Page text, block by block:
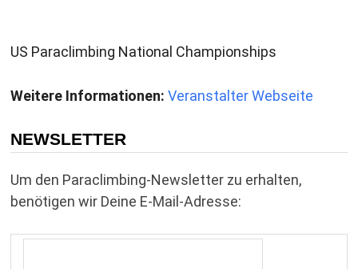
US Paraclimbing National Championships
Weitere Informationen: Veranstalter Webseite
NEWSLETTER
Um den Paraclimbing-Newsletter zu erhalten,
benötigen wir Deine E-Mail-Adresse: